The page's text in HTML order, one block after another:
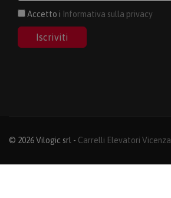
Accetto i Informativa sulla privacy
Iscriviti
© 2026 Vilogic srl - Carrelli Elevatori Vicenza